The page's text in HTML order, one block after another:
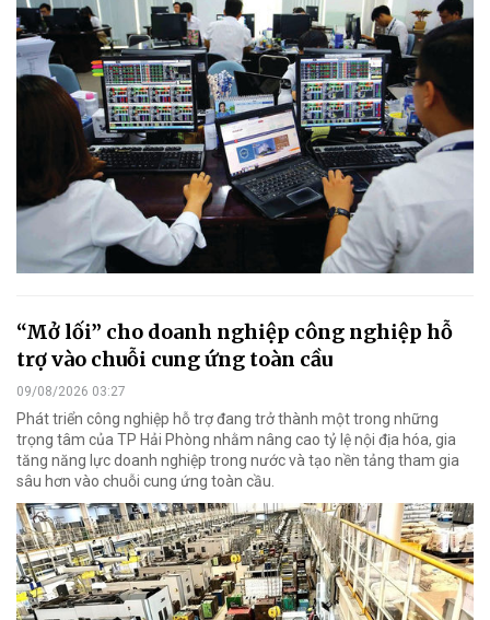
“Mở lối” cho doanh nghiệp công nghiệp hỗ
trợ vào chuỗi cung ứng toàn cầu
09/08/2026 03:27
Phát triển công nghiệp hỗ trợ đang trở thành một trong những
trọng tâm của TP Hải Phòng nhằm nâng cao tỷ lệ nội địa hóa, gia
tăng năng lực doanh nghiệp trong nước và tạo nền tảng tham gia
sâu hơn vào chuỗi cung ứng toàn cầu.